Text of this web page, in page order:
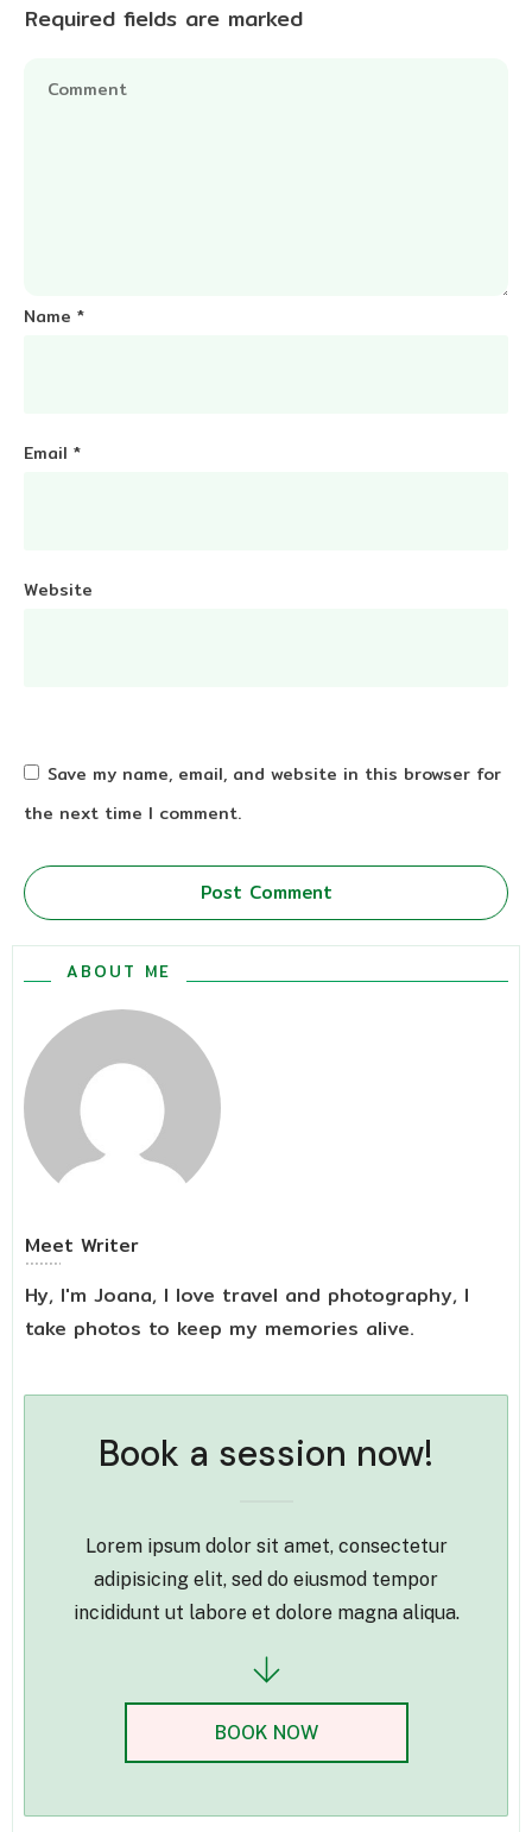
Required fields are marked
Name *
Email *
Website
Save my name, email, and website in this browser for
the next time I comment.
Post Comment
ABOUT ME
Meet Writer
Hy, I'm Joana, I love travel and photography, I
take photos to keep my memories alive.
Book a session now!
Lorem ipsum dolor sit amet, consectetur
adipisicing elit, sed do eiusmod tempor
incididunt ut labore et dolore magna aliqua.
BOOK NOW